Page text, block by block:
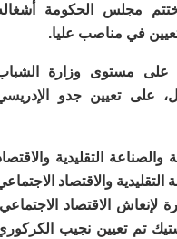
مجلس الحكومة أشغاله
عليا.
وزارة الشباب
جدو الإدريسي
والاقتصاد
الاجتماعي
الاجتماعي.
نجيب الكركوري